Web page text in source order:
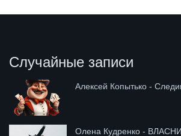
Случайные записи
Алексей Копытько -
Олена Кудренко -